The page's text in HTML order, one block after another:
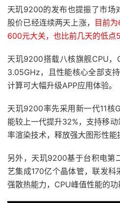
天玑9200的发布也提振了市场
股价已经连续两天上涨，
目前
600元大关，也比前几天的低点
天玑9200搭载八核旗舰CPU
3.05GHz，且性能核心全部支
计算可大幅升级APP应用体验。
天玑9200率先采用新一代11核
能较上一代提升32%，支持移
率渲染技术，释放强大图形性能
另外，天玑9200基于台积电第
艺集成170亿个晶体管，联发
强散热能力，CPU峰值性能的功